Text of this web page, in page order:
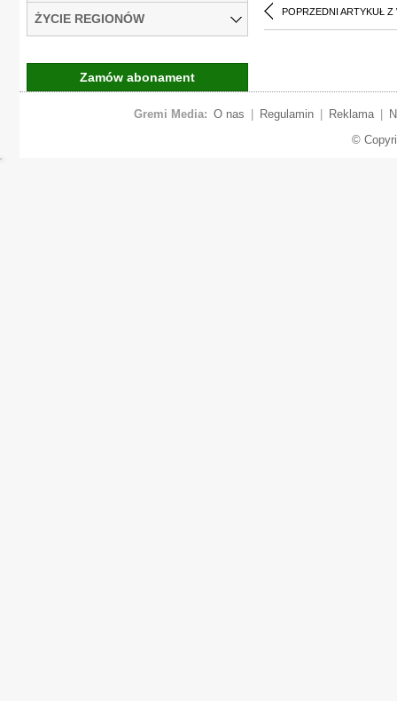
POPRZEDNI ARTYKUŁ Z
ŻYCIE REGIONÓW
Zamów abonament
Gremi Media: O nas Regulamin Reklama
©